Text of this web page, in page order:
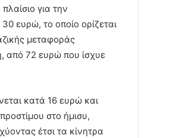
για την
ευρώ, το οποίο ορίζεται
μεταφοράς
από 72 ευρώ που ίσχυε
κατά 16 ευρώ και
στο ήμισυ,
έτσι τα κίνητρα